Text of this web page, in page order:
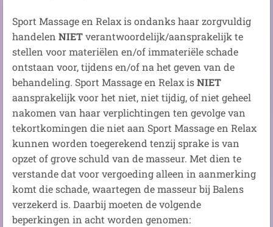
Sport Massage en Relax is ondanks haar zorgvuldig
handelen NIETverantwoordelijk/aansprakelijk te
stellen voor materiëlen en/of immateriële schade
ontstaan voor, tijdens en/of na het geven van de
behandeling. Sport Massage en Relax isNIET
aansprakelijk voor het niet, niet tijdig, of niet geheel
nakomen van haar verplichtingen ten gevolge van
tekortkomingen die niet aan Sport Massage en Relax
kunnen worden toegerekend tenzij sprake is van
opzet of grove schuld van de masseur. Met dien te
verstande dat voor vergoeding alleen in aanmerking
komt die schade, waartegen de masseur bij Balens
verzekerd is. Daarbij moeten de volgende
beperkingen in acht worden genomen: